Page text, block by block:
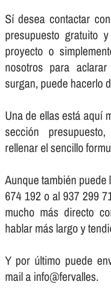
Sí­ desea contactar
presupuesto gratuito
proyecto o
nosotros para
surgan, puede hacerlo
Una de ellas está aquí­
sección
rellenar el sencillo
Aunque también
674 192 o al 937 299
mucho más directo
hablar más largo y
Y por último puede
mail a info@fervalles.